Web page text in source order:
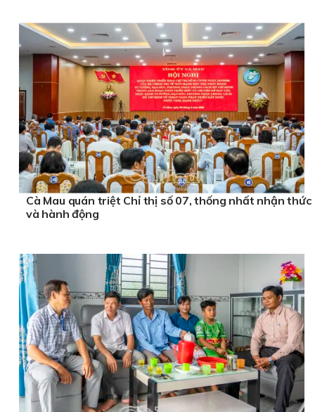
Cà Mau quán triệt Chỉ thị số 07, thống nhất nhận thức
và hành động